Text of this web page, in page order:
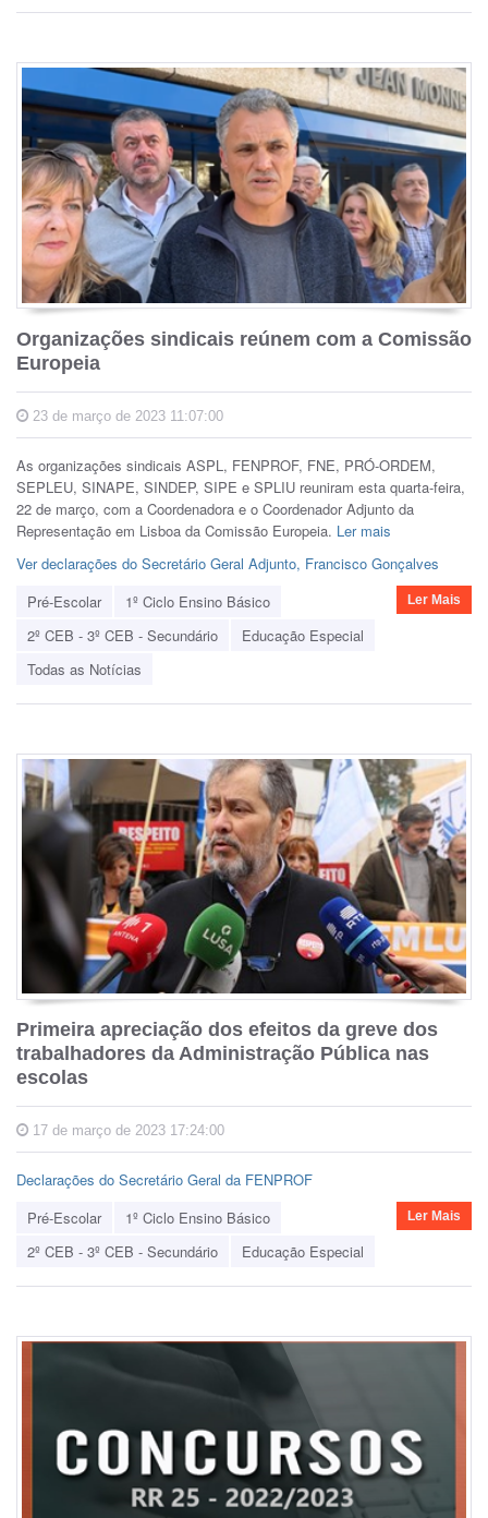
Organizações sindicais reúnem com a Comissão
Europeia
23 de março de 2023 11:07:00
As organizações sindicais ASPL, FENPROF, FNE, PRÓ-ORDEM,
SEPLEU, SINAPE, SINDEP, SIPE e SPLIU reuniram esta quarta-feira,
22 de março, com a Coordenadora e o Coordenador Adjunto da
Representação em Lisboa da Comissão Europeia. Ler mais
Ver declarações do Secretário Geral Adjunto, Francisco Gonçalves
Pré-Escolar
1º Ciclo Ensino Básico
2º CEB - 3º CEB - Secundário
Educação Especial
Todas as Notícias
Ler Mais
Primeira apreciação dos efeitos da greve dos
trabalhadores da Administração Pública nas
escolas
17 de março de 2023 17:24:00
Declarações do Secretário Geral da FENPROF
Pré-Escolar
1º Ciclo Ensino Básico
2º CEB - 3º CEB - Secundário
Educação Especial
Ler Mais